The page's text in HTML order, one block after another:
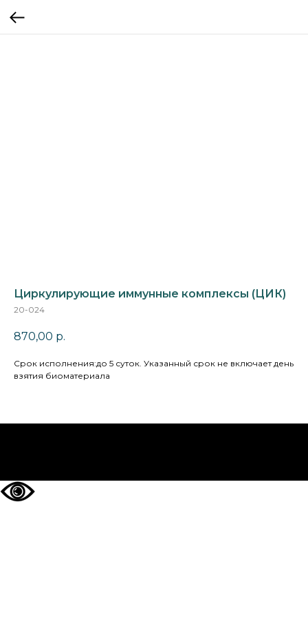
Циркулирующие иммунные комплексы (ЦИК)
20-024
870,00 р.
Cрок исполнения:до 5 суток. Указанный срок не включает день
взятия биоматериала